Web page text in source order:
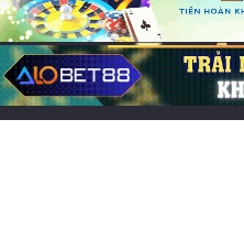
Bài viết mới